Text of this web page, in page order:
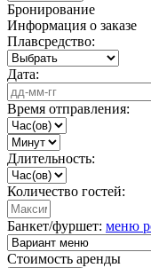
Бронирование
Информация о заказе
Плавсредство:
Дата:
Время отправления:
Длительность:
Количество гостей:
Банкет/фуршет: меню
Стоимость аренды